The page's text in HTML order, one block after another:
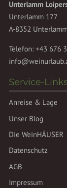
Unterlamm
Unterlamm 177
A-8352 Unterlamm
Telefon:+43 676
Service-
Anreise & Lage
Unser Blog
Die WeinHÄUSER
Datenschutz
AGB
Impressum